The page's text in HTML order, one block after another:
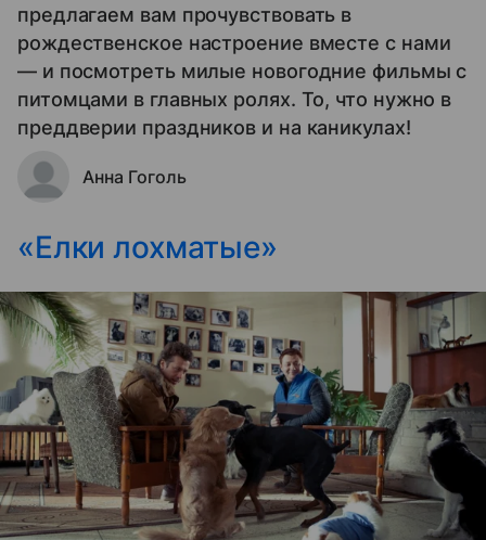
предлагаем вам прочувствовать в
рождественское настроение вместе с нами
— и посмотреть милые новогодние фильмы с
питомцами в главных ролях. То, что нужно в
преддверии праздников и на каникулах!
Анна Гоголь
«Елки лохматые»